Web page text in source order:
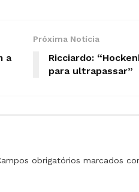
a
Próxima Notícia
Ricciardo:
para ultrapassar”
obrigatórios marcados